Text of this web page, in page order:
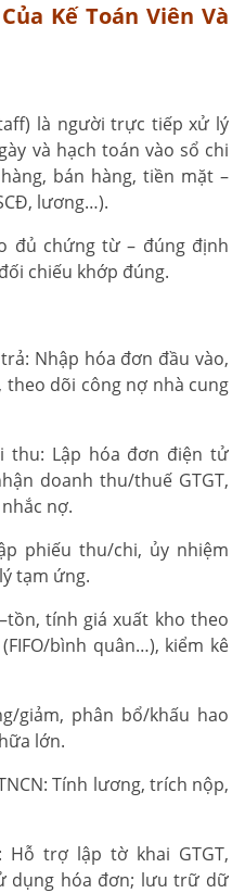
Kế Toán Viên Và
là người trực tiếp xử lý
và hạch toán vào sổ chi
bán hàng, tiền mặt –
lương…).
đủ chứng từ – đúng định
chiếu khớp đúng.
Nhập hóa đơn đầu vào,
dõi công nợ nhà cung
thu: Lập hóa đơn điện tử
doanh thu/thuế GTGT,
nợ.
phiếu thu/chi, ủy nhiệm
tạm ứng.
tính giá xuất kho theo
bình quân…), kiểm kê
giảm, phân bổ/khấu hao
lớn.
Tính lương, trích nộp,
trợ lập tờ khai GTGT,
dụng hóa đơn; lưu trữ dữ